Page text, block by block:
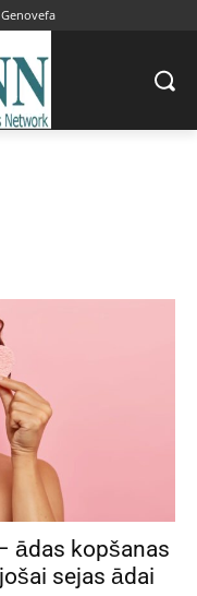
ādas kopšanas
sejas ādai